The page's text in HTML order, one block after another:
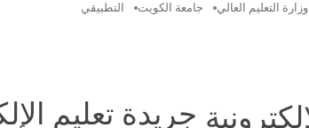
وزارة التعليم العالي جامعة الكويت التطبيقي
جريدة تعليم